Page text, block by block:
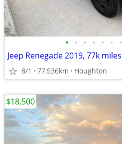
• • • • • • •
Jeep Renegade 2019, 77k miles
8/1 77,536km Houghton
$18,500